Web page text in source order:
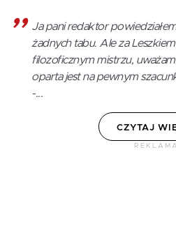
Ja pani redaktor
żadnych tabu. Ale za
filozoficznym mistrzu, uważam
oparta jest na pewnym
-...
CZYTAJ
REKLAMA